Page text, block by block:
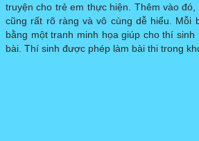
truyện cho trẻ em thực hiện. Thêm vào
cũng rất rõ ràng và vô cùng dễ hiểu. Mỗi
bằng một tranh minh họa giúp cho thí
bài. Thí sinh được phép làm bài thi trong